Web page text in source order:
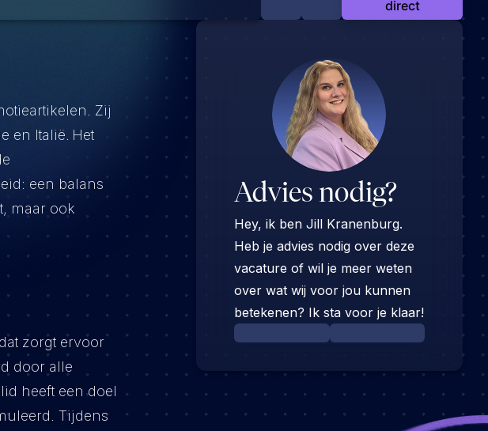
direct
Zij
en Italië. Het
een balans
maar ook
dat zorgt ervoor
door alle
heeft een doel
Tijdens
Advies nodig?
Hey, ik ben Jill Kranenburg.
Heb je advies nodig over deze
vacature of wil je meer weten
over wat wij voor jou kunnen
betekenen? Ik sta voor je klaar!